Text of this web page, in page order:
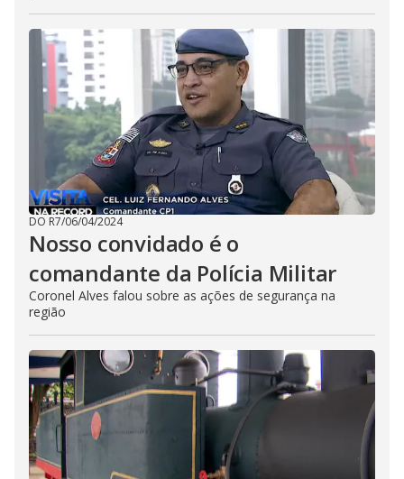
DO R7/06/04/2024
Nosso convidado é o
comandante da Polícia Militar
Coronel Alves falou sobre as ações de segurança na
região